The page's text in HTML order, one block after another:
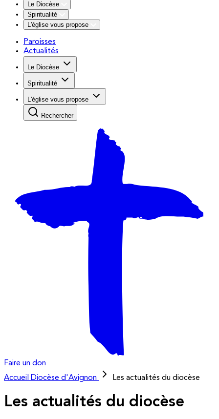
Le Diocèse
Spiritualité
L'église vous propose
Paroisses
Actualités
Le Diocèse
Spiritualité
L'église vous propose
Rechercher
Faire un don
Accueil
Diocèse d'Avignon Les actualités du diocèse
Les actualités du diocèse